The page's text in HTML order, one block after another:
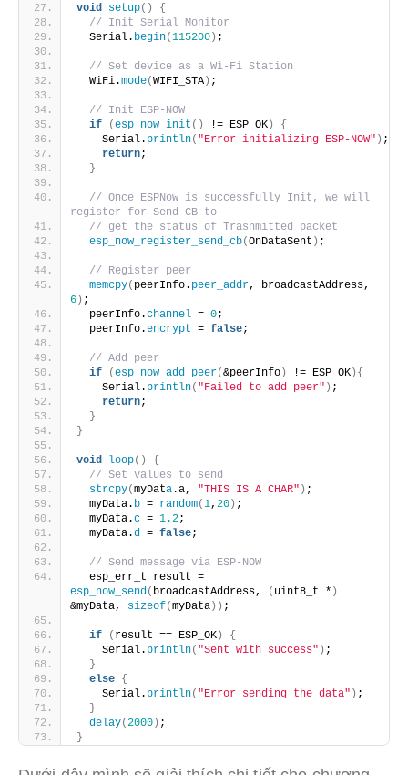
void setup()
{
// Init Serial Monitor
  Serial.
begin(115200) ;
// Set device as a Wi-Fi Station
  WiFi.
mode(WIFI_STA) ;
// Init ESP-NOW
if
(esp_now_init () != ESP_OK)
{
    Serial.
println( "Error initializing ESP-NOW" ) ;
return;
}
// Once ESPNow is successfully Init, we will
register for Send CB to
// get the status of Trasnmitted packet
esp_now_register_send_cb(OnDataSent ) ;
// Register peer
memcpy( peerInfo. peer_addr
6) ;
  peerInfo.
channel = 0;
  peerInfo.
encrypt = false;
// Add peer
if
(esp_now_add_peer(&peerInfo) != ESP_OK){
    Serial.
println( "Failed to add peer" ) ;
return;
}
}
void loop()
{
// Set values to send
strcpy(myData.a, "THIS IS A CHAR" ) ;
  myData.
b = random(1, 20) ;
  myData.
c = 1.2;
  myData.
d = false;
// Send message via ESP-NOW
esp_now_send ( broadcastAddress, ( uint8_t * )
&myData, sizeof(myData)) ;
if ( result == ESP_OK)
{
    Serial.
println( "Sent with success" ) ;
}
else {
    Serial.
println( "Error sending the data" ) ;
}
delay(2000) ;
}